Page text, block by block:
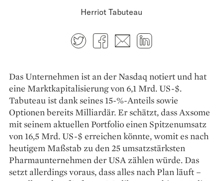
Herriot Tabuteau
TwitterFacebook
E-mail
Das Unternehmen ist an der Nasdaq notiert und hat
eine Marktkapitalisierung von 6,1 Mrd. US-$.
Tabuteau ist dank seines 15-%-Anteils sowie
Optionen bereits Milliardär. Er schätzt, dass Axsome
mit seinem aktuellen Portfolio einen Spitzenumsatz
von 16,5 Mrd. US-$ erreichen könnte, womit es nach
heutigem Maßstab zu den 25 umsatzstärksten
Pharmaunternehmen der USA zählen würde. Das
setzt allerdings voraus, dass alles nach Plan läuft –